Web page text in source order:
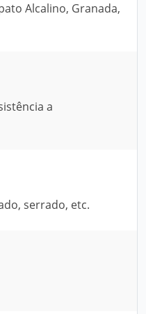
Alcalino, Granada,
a
serrado, etc.